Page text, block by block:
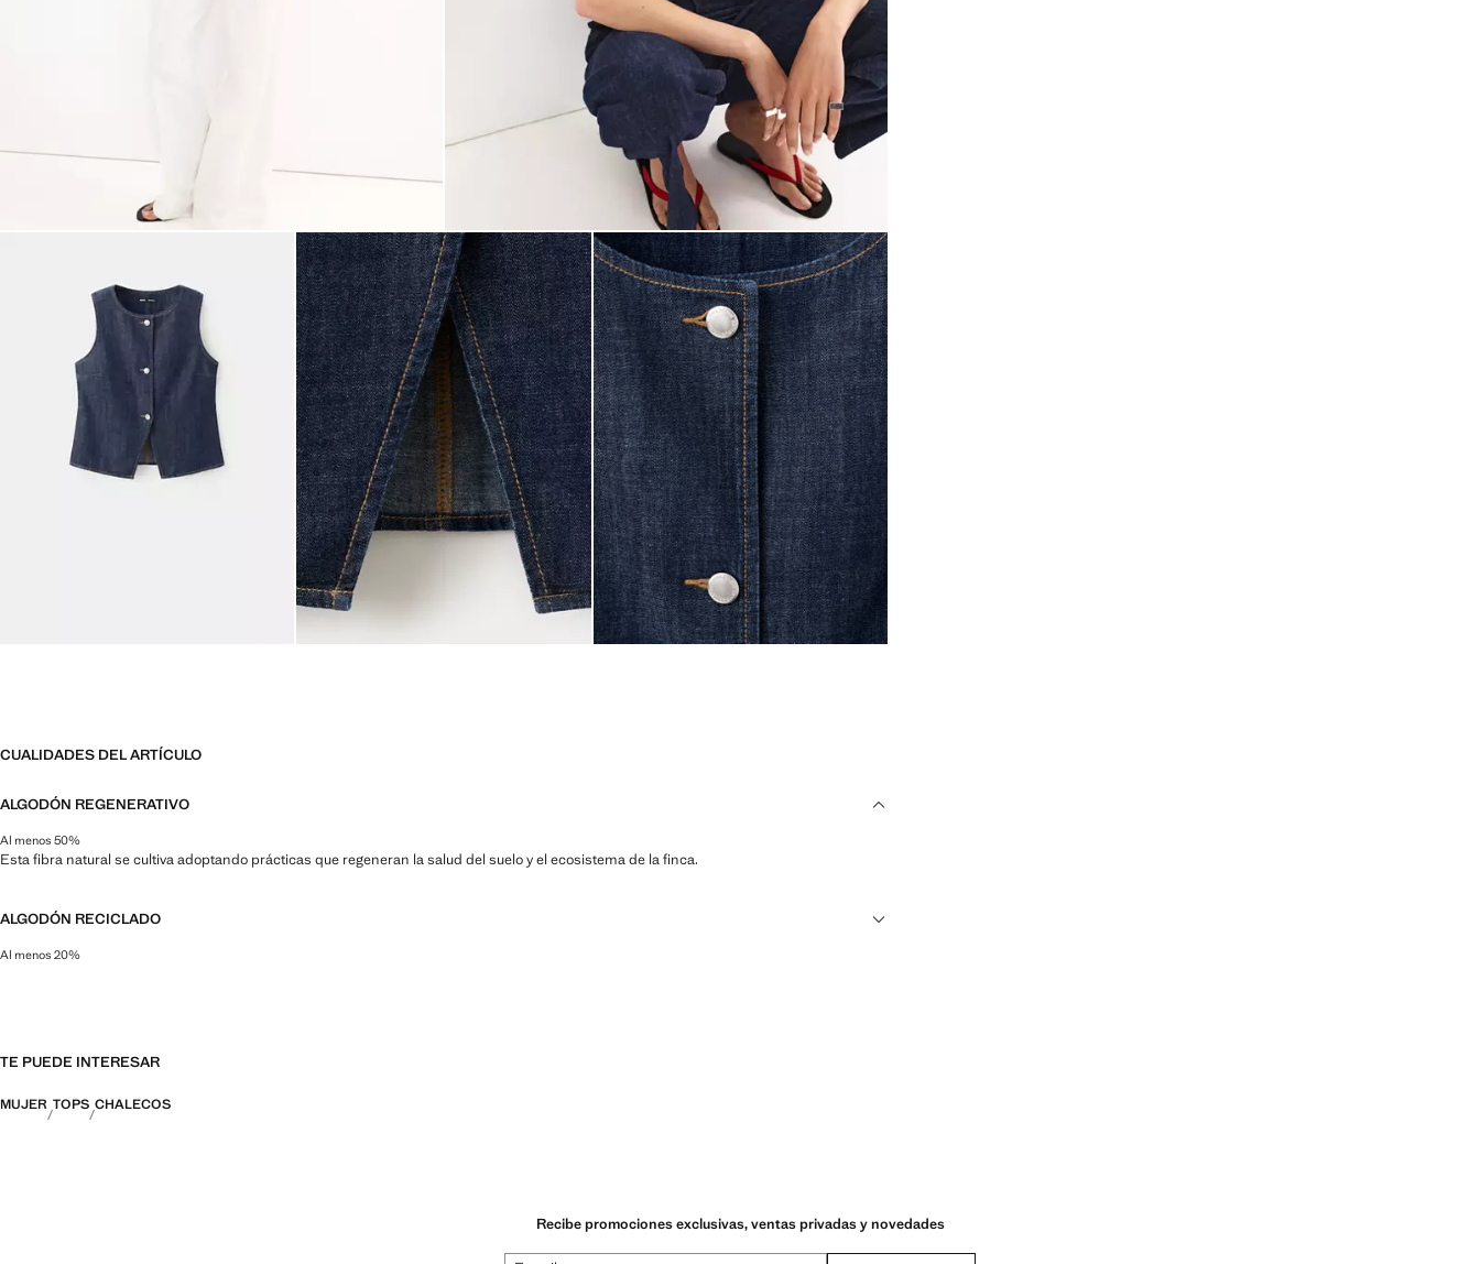
CUALIDADES DEL ARTÍCULO
ALGODÓN REGENERATIVO
Al menos 50%
Esta fibra natural se cultiva adoptando prácticas que regeneran la salud del suelo y el ecosistema de la finca.
ALGODÓN RECICLADO
Al menos 20%
TE PUEDE INTERESAR
MUJER TOPS CHALECOS
Recibe promociones exclusivas, ventas privadas y novedades